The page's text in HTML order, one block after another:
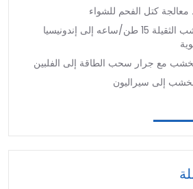
كتل الفحم للشواء
تم تصدير مفرمة الخشب الثقيلة 15 طن/ساعه إلى إندونيسيا
مع جرار سحب الطاقة إلى الفلبين
إلى سيراليون